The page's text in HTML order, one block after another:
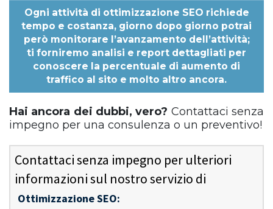
Ogni attività di ottimizzazione SEO richiede
tempo e costanza, giorno dopo giorno potrai
però monitorare l’avanzamento dell’attività;
ti forniremo analisi e report dettagliati per
conoscere la percentuale di aumento di
traffico al sito e molto altro ancora.
Hai ancora dei dubbi, vero? Contattaci senza
impegno per una consulenza o un preventivo!
Contattaci senza impegno per ulteriori
informazioni sul nostro servizio di
Ottimizzazione SEO: